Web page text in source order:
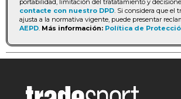
portabilidad, limitación del tratatamiento y
contacte con nuestro DPD. Si considera que el
ajusta a la normativa vigente, puede presentar
AEPD. Más información: Política de